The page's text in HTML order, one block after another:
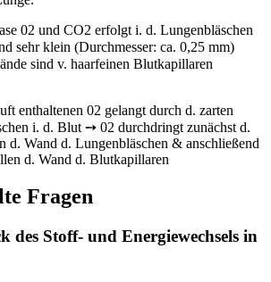
02 und CO2 erfolgt i. d. Lungenbläschen
sehr klein (Durchmesser: ca. 0,25 mm)
sind v. haarfeinen Blutkapillaren
enthaltenen 02 gelangt durch d. zarten
i. d. Blut ➙ 02 durchdringt zunächst d.
d. Wand d. Lungenbläschen & anschließend
d. Wand d. Blutka­pillaren
Fragen
des Stoff- und Energiewechsels in